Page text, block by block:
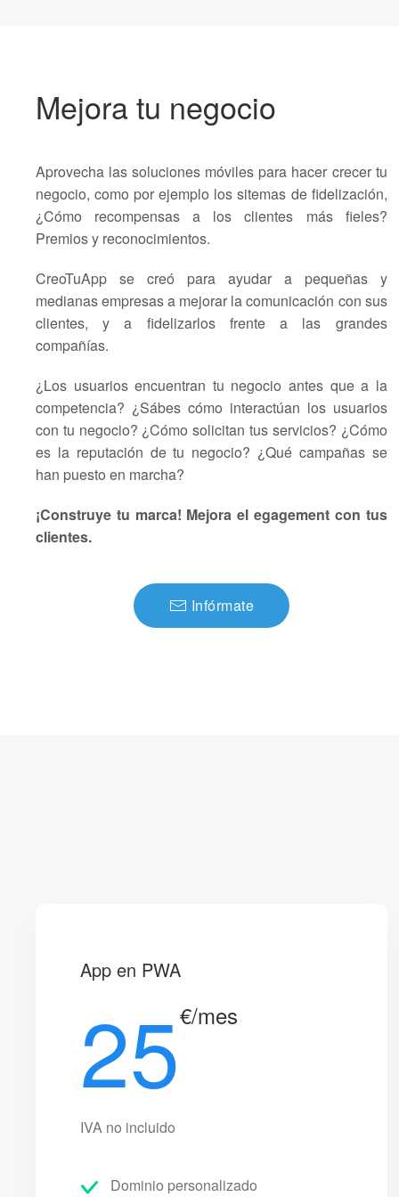
Mejora tu negocio
Aprovecha las soluciones móviles para hacer crecer tu
negocio, como por ejemplo los sitemas de fidelización,
¿Cómo recompensas a los clientes más fieles?
Premios y reconocimientos.
CreoTuApp se creó para ayudar a pequeñas y
medianas empresas a mejorar la comunicación con sus
clientes, y a fidelizarlos frente a las grandes
compañías.
¿Los usuarios encuentran tu negocio antes que a la
competencia? ¿Sábes cómo interactúan los usuarios
con tu negocio? ¿Cómo solicitan tus servicios? ¿Cómo
es la reputación de tu negocio? ¿Qué campañas se
han puesto en marcha?
¡Construye tu marca! Mejora el egagement con tus
clientes.
Infórmate
App en PWA
25€/mes
IVA no incluido
Dominio personalizado